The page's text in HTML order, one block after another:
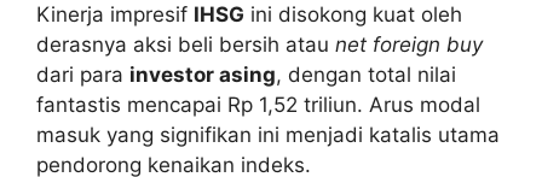
Kinerja impresif IHSG ini disokong kuat oleh
derasnya aksi beli bersih atau net foreign buy
dari para investor asing, dengan total nilai
fantastis mencapai Rp 1,52 triliun. Arus modal
masuk yang signifikan ini menjadi katalis utama
pendorong kenaikan indeks.